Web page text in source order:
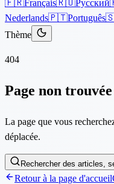
🇫🇷Français🇷🇺Русский
Nederlands🇵🇹Português
Thème
404
Page non trouvée
La page que vous
déplacée.
Rechercher des articles,
Retour à la page d'accueil